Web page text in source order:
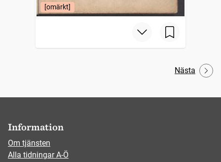
[omärkt]
Nästa
Information
Om tjänsten
Alla tidningar A-Ö